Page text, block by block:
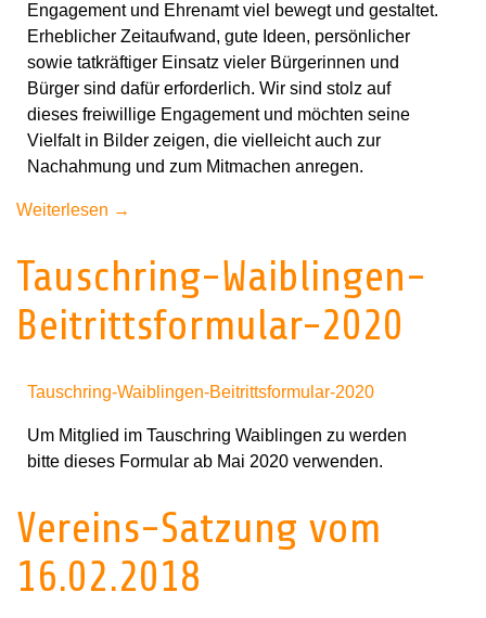
Engagement und Ehrenamt viel bewegt und gestaltet.
Erheblicher Zeitaufwand, gute Ideen, persönlicher
sowie tatkräftiger Einsatz vieler Bürgerinnen und
Bürger sind dafür erforderlich. Wir sind stolz auf
dieses freiwillige Engagement und möchten seine
Vielfalt in Bilder zeigen, die vielleicht auch zur
Nachahmung und zum Mitmachen anregen.
Weiterlesen →
Tauschring-Waiblingen-
Beitrittsformular-2020
Tauschring-Waiblingen-Beitrittsformular-2020
Um Mitglied im Tauschring Waiblingen zu werden
bitte dieses Formular ab Mai 2020 verwenden.
Vereins-Satzung vom
16.02.2018